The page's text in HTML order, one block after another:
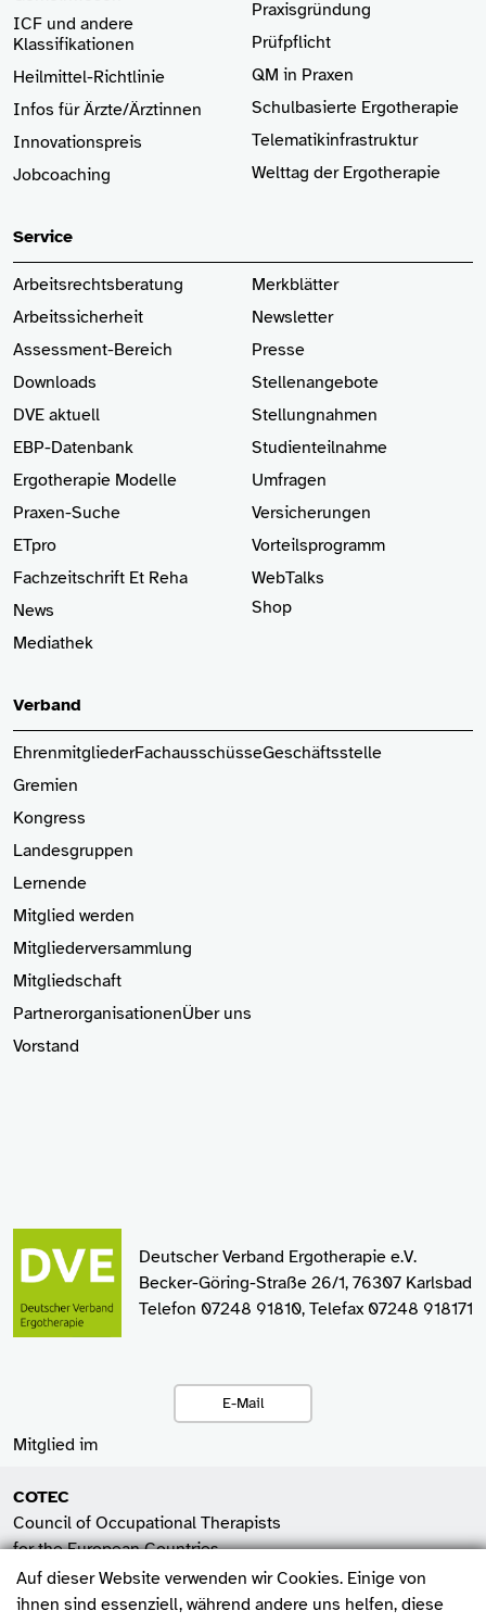
ICF und andere
Klassifikationen
Heilmittel-Richtlinie
Infos für Ärzte/Ärztinnen
Innovationspreis
Jobcoaching
Praxisgründung
Prüfpflicht
QM in Praxen
Schulbasierte Ergotherapie
Telematikinfrastruktur
Welttag der Ergotherapie
Service
Arbeitsrechtsberatung
Arbeitssicherheit
Assessment-Bereich
Downloads
DVE aktuell
EBP-Datenbank
Ergotherapie Modelle
Praxen-Suche
ETpro
Fachzeitschrift Et Reha
News
Mediathek
Merkblätter
Newsletter
Presse
Stellenangebote
Stellungnahmen
Studienteilnahme
Umfragen
Versicherungen
Vorteilsprogramm
WebTalks
Shop
Verband
EhrenmitgliederFachausschüsseGeschäftsstelle
Gremien
Kongress
Landesgruppen
Lernende
Mitglied werden
Mitgliederversammlung
Mitgliedschaft
PartnerorganisationenÜber uns
Vorstand
Deutscher Verband Ergotherapie e.V.
Becker-Göring-Straße 26/1, 76307 Karlsbad
Telefon 07248 91810, Telefax 07248 918171
E-Mail
Mitglied im
COTEC
Council of Occupational Therapists
for the European Countries
SHV
Auf dieser Website verwenden wir Cookies. Einige von
ihnen sind essenziell, während andere uns helfen, diese